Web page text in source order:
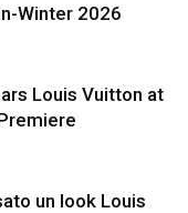
Winter 2026
Louis Vuitton at
un look Louis